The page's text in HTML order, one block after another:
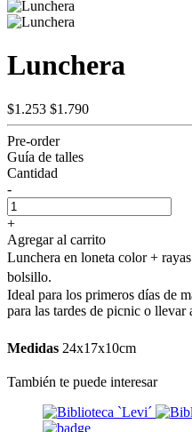
Lunchera
$1.253 $1.790
Pre-order
Guía de talles
Cantidad
-
+
Agregar al carrito
Lunchera en loneta color +
bolsillo.
Ideal para los primeros días de
para las tardes de picnic o llevar
Medidas 24x17x10cm
También te puede interesar